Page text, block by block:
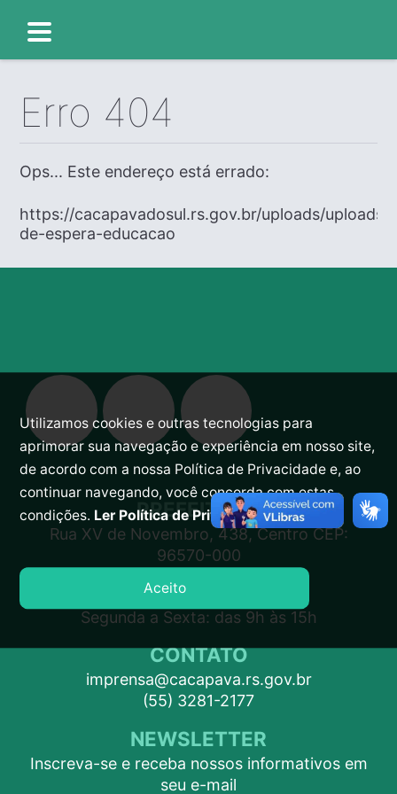
Erro 404
Ops... Este endereço está errado:
https://cacapavadosul.rs.gov.br/uploads/
de-espera-educacao
PREFEITURA
Rua XV de Novembro, 438, Centro CEP:
96570-000
ATENDIMENTO
Segunda a Sexta: das 9h às 15h
CONTATO
imprensa@cacapava.rs.gov.br
(55) 3281-2177
NEWSLETTER
Inscreva-se e receba nossos informativos em
seu e-mail
Utilizamos cookies e outras tecnologias para
aprimorar sua navegação e experiência em nosso site,
de acordo com a nossa Política de Privacidade e, ao
continuar navegando, você concorda com estas
condições. Ler Política de Privacidade.
Aceito